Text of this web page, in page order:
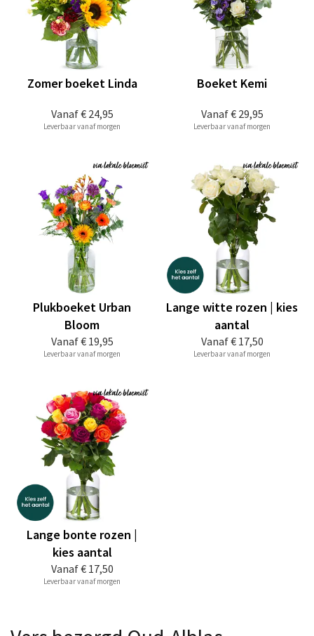
Vanaf€ 24,95
Zomer boeket Linda
Leverbaar vanaf morgen
Vanaf€ 29,95
Boeket Kemi
Leverbaar vanaf morgen
Vanaf€ 19,95
Plukboeket Urban
Bloom
Leverbaar vanaf morgen
Vanaf€ 17,50
Lange witte rozen | kies
aantal
Leverbaar vanaf morgen
Vanaf€ 17,50
Lange bonte rozen |
kies aantal
Leverbaar vanaf morgen